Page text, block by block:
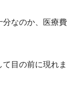
分なのか、医療費
目の前に現れま